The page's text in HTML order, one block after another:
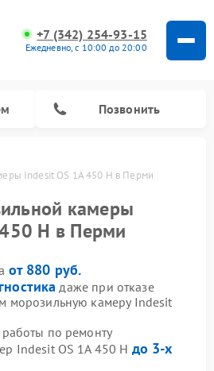
+7 (342) 254-93-15
Ежедневно, с 10:00 до 20:00
Позвонить
Indesit OS 1A 450 H в Перми
камеры
H в Перми
от 880 руб.
даже при отказе
морозильную камеру Indesit
по ремонту
Indesit OS 1A 450 H до 3-х